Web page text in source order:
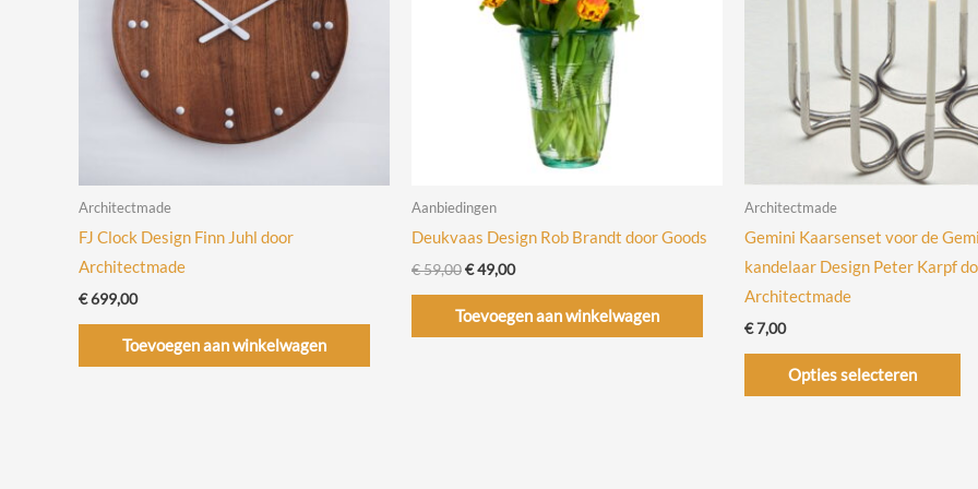
Architectmade
FJ Clock Design Finn Juhl door
Architectmade
€699,00
Toevoegen aan winkelwagen
Aanbiedingen
Deukvaas Design Rob Brandt door Goods
€59,00Oorspronkelijke
was:
€ 59,00.
€49,00Huidige
€ 49,00.
Toevoegen aan winkelwagen
Architectmade
Gemini Kaarsenset voor de
kandelaar Design Peter Karpf
Architectmade
€7,00
Opties selecteren
Dit